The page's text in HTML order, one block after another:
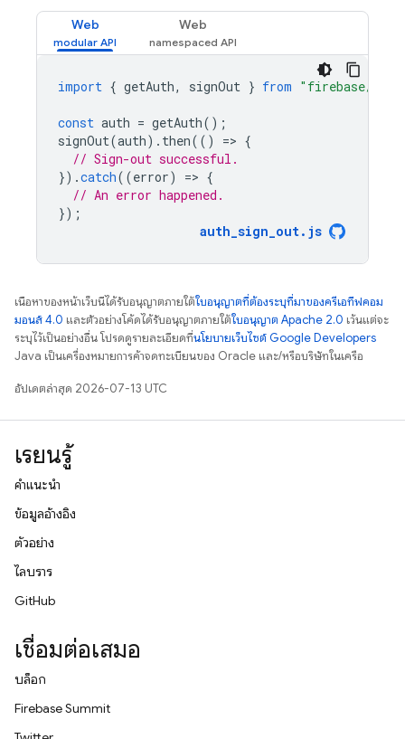
Web Web
import { getAuth, signOut } from "firebase/
const auth = getAuth();
signOut(auth). then(() => {
// Sign-out successful.
}).catch((error) => {
// An error happened.
});
auth_sign_out. js
เนื้อหาของหน้าเว็บนี้ได้รับอนุญาตภายใต้ใบอนุญาตที่ต้องระบุที่มาของครีเอทีฟคอม
มอนส์ 4.0 และตัวอย่างโค้ดได้รับอนุญาตภายใต้ใบอนุญาต Apache 2.0 เว้นแต่จะ
ระบุไว้เป็นอย่างอื่น โปรดดูรายละเอียดที่นโยบายเว็บไซต์ Google Developers
Java เป็นเครื่องหมายการค้าจดทะเบียนของ Oracle และ/หรือบริษัทในเครือ
อัปเดตล่าสุด 2026-07-13 UTC
เรียนรู้
คำแนะนำ
ข้อมูลอ้างอิง
ตัวอย่าง
ไลบรารี
GitHub
เชื่อมต่อเสมอ
บล็อก
Firebase Summit